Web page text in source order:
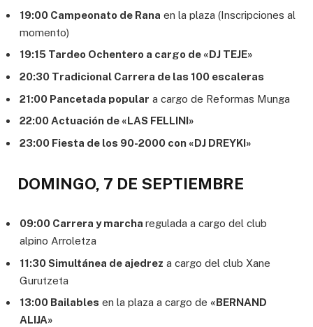
19:00 Campeonato de Rana en la plaza (Inscripciones al
momento)
19:15 Tardeo Ochentero a cargo de «DJ TEJE»
20:30 Tradicional Carrera de las 100 escaleras
21:00 Pancetada popular a cargo de Reformas Munga
22:00 Actuación de «LAS FELLINI»
23:00 Fiesta de los 90-2000 con «DJ DREYKI»
DOMINGO, 7 DE SEPTIEMBRE
09:00 Carrera y marcha regulada a cargo del club
alpino Arroletza
11:30 Simultánea de ajedrez a cargo del club Xane
Gurutzeta
13:00 Bailables en la plaza a cargo de «BERNAND
ALIJA»